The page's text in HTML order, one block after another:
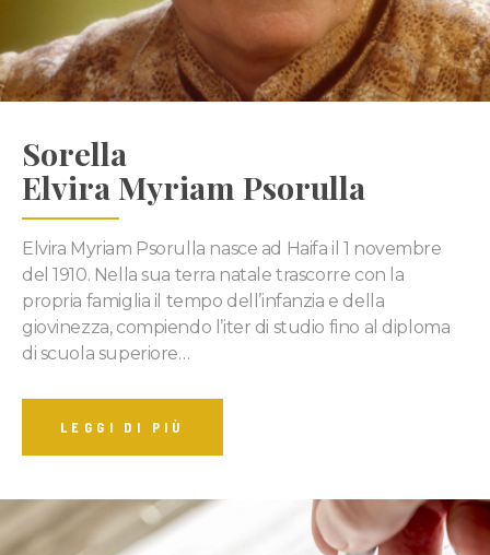
Sorella
Elvira Myriam Psorulla
Elvira Myriam Psorulla nasce ad Haifa il 1 novembre
del 1910. Nella sua terra natale trascorre con la
propria famiglia il tempo dell’infanzia e della
giovinezza, compiendo l’iter di studio fino al diploma
di scuola superiore…
LEGGI DI PIÙ